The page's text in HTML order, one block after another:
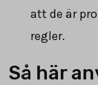
att de är
regler.
Så här